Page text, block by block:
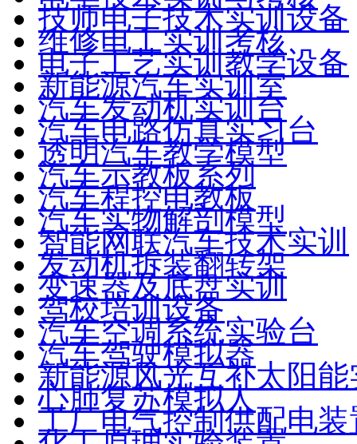
技师电子技术实训设备
维修电工实训考核
电子工艺实训教学设备
新能源汽车实训室
汽车发动机实训台
汽车电路仿真实习台
透明汽车教学模型
汽车示教板系列
汽车程控电教板
汽车实物解剖模型
智能网联汽车技术实训
发动机拆装翻转架
变速器及底盘实训
驾校培训设备
汽车空调系统实验台
汽车驾驶模拟器
新能源风光互补太阳能
心肺复苏模拟人
工厂电气控制供配电装